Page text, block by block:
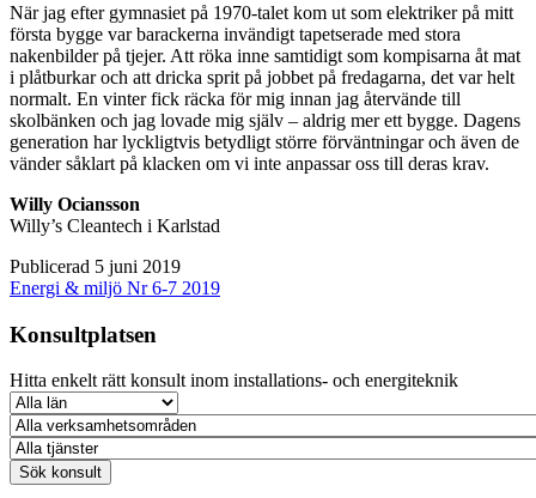
När jag efter gymnasiet på 1970-talet kom ut som elektriker på mitt
första bygge var barackerna invändigt tapetserade med stora
nakenbilder på tjejer. Att röka inne samtidigt som kompisarna åt mat
i plåtburkar och att dricka sprit på jobbet på fredagarna, det var helt
normalt. En vinter fick räcka för mig innan jag återvände till
skolbänken och jag lovade mig själv – aldrig mer ett bygge. Dagens
generation har lyckligtvis betydligt större förväntningar och även de
vänder såklart på klacken om vi inte anpassar oss till deras krav.
Willy Ociansson
Willy’s Cleantech i Karlstad
Publicerad 5 juni 2019
Energi & miljö Nr 6-7 2019
Konsultplatsen
Hitta enkelt rätt konsult inom installations- och energiteknik